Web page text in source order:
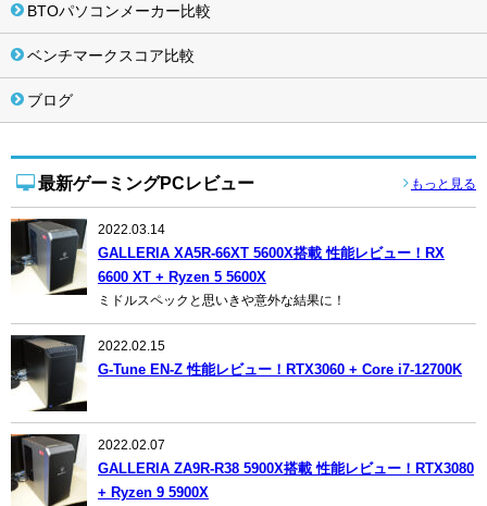
BTOパソコンメーカー比較
ベンチマークスコア比較
ブログ
最新ゲーミングPCレビュー もっと見る
2022.03.14
GALLERIA XA5R-66XT 5600X搭載 性能レビュー！RX
6600 XT + Ryzen 5 5600X
ミドルスペックと思いきや意外な結果に！
2022.02.15
G-Tune EN-Z 性能レビュー！RTX3060 + Core i7-12700K
2022.02.07
GALLERIA ZA9R-R38 5900X搭載 性能レビュー！RTX3080
+ Ryzen 9 5900X